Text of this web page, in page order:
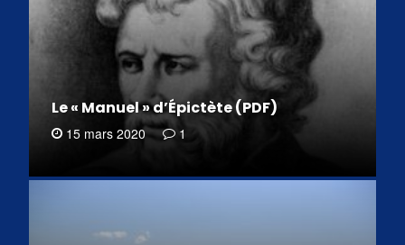
Le « Manuel » d’Épictète (PDF)
15 mars 2020 1